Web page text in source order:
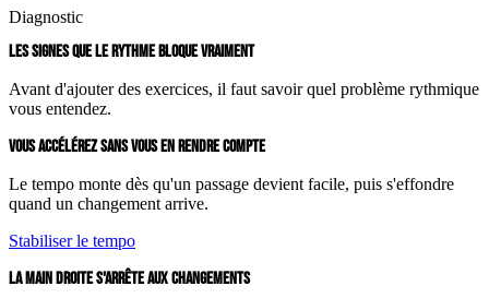
Diagnostic
LES SIGNES QUE LE RYTHME BLOQUE VRAIMENT
Avant d'ajouter des exercices, il faut savoir quel problème rythmique
vous entendez.
VOUS ACCÉLÉREZ SANS VOUS EN RENDRE COMPTE
Le tempo monte dès qu'un passage devient facile, puis s'effondre
quand un changement arrive.
Stabiliser le tempo
LA MAIN DROITE S'ARRÊTE AUX CHANGEMENTS